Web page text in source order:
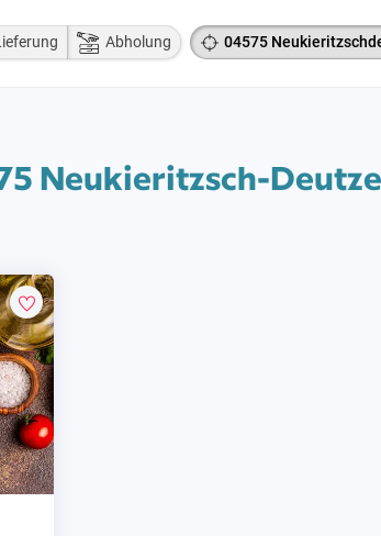
Abholung 04575
Neukieritzsch-